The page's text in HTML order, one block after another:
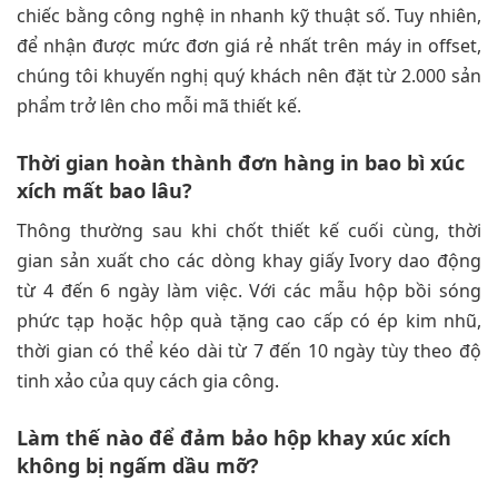
chiếc bằng công nghệ in nhanh kỹ thuật số. Tuy nhiên,
để nhận được mức đơn giá rẻ nhất trên máy in offset,
chúng tôi khuyến nghị quý khách nên đặt từ 2.000 sản
phẩm trở lên cho mỗi mã thiết kế.
Thời gian hoàn thành đơn hàng in bao bì xúc
xích mất bao lâu?
Thông thường sau khi chốt thiết kế cuối cùng, thời
gian sản xuất cho các dòng khay giấy Ivory dao động
từ 4 đến 6 ngày làm việc. Với các mẫu hộp bồi sóng
phức tạp hoặc hộp quà tặng cao cấp có ép kim nhũ,
thời gian có thể kéo dài từ 7 đến 10 ngày tùy theo độ
tinh xảo của quy cách gia công.
Làm thế nào để đảm bảo hộp khay xúc xích
không bị ngấm dầu mỡ?